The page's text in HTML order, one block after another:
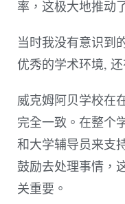
率，这极大地推动
当时我没有意识到
优秀的学术环境,
威克姆阿贝学校在
完全一致。在整个
和大学辅导员来支
鼓励去处理事情，
关重要。